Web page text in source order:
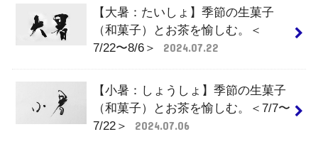
【大暑：たいしょ】季節の生菓子
（和菓子）とお茶を愉しむ。＜
7/22〜8/6＞
2024.07.22
【小暑：しょうしょ】季節の生菓子
（和菓子）とお茶を愉しむ。＜7/7〜
7/22＞
2024.07.06